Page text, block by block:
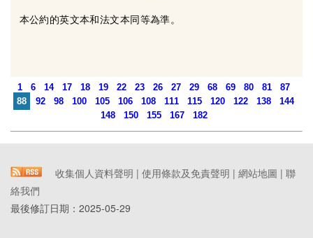
本公約的英文本和法文本同等為準。
1 6 14 17 18 19 22 23 26 27 29 68 69 80 81
87
88
92 98 100 105 106 108 111 115 120 122 138
144
148
150 155 167 182
收集個人資料聲明 | 使用條款及免責聲明 | 網站地圖 | 聯
絡我們
最後修訂日期： 2025-05-29